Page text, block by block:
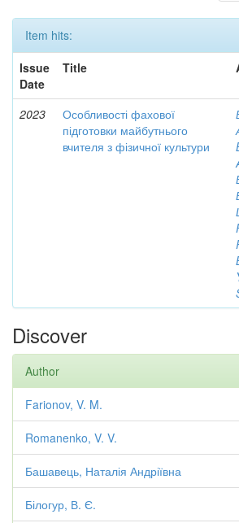
Item hits:
Issue
Date
Title
2023
Особливості фахової
підготовки майбутнього
вчителя з фізичної культури
Discover
Author
Farionov, V. M.
Romanenko, V. V.
Башавець, Наталія Андріївна
Білогур, В. Є.